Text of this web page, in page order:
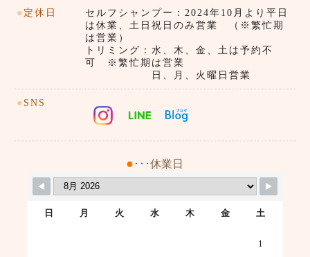
● 定休日
セルフシャンプー：2024年10月より平日
は休業、土日祝日のみ営業 （※繁忙期
は営業）
トリミング：水、木、金、土は予約不
可 ※繁忙期は営業
日、月、火曜日営業
● SNS
● ･･･休業日
日 月 火 水 木 金 土
1